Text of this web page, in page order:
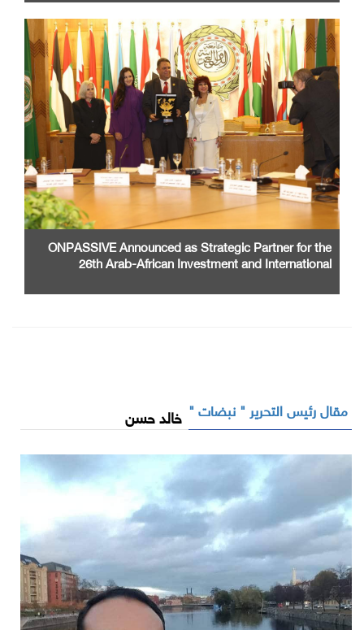
ONPASSIVE Announced as Strategic Partner for the
26th Arab-African Investment and International
مقال رئيس التحرير " نبضات " خالد حسن